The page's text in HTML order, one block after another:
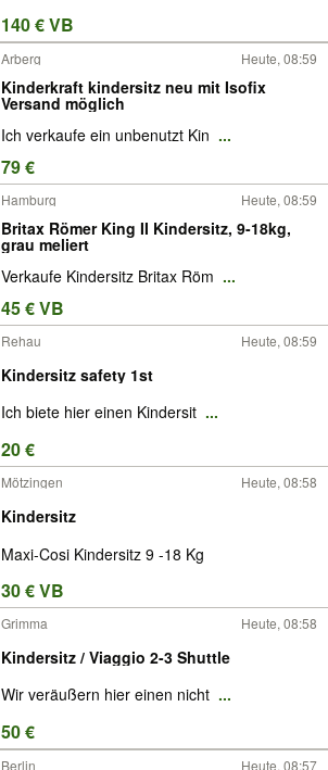
140 € VB
Arberg Heute, 08:59
Kinderkraft kindersitz neu mit Isofix
Versand möglich
Ich verkaufe ein unbenutzt Kin ...
79 €
Hamburg Heute, 08:59
Britax Römer King II Kindersitz, 9-18kg,
grau meliert
Verkaufe Kindersitz Britax Röm ...
45 € VB
Rehau Heute, 08:59
Kindersitz safety 1st
Ich biete hier einen Kindersit ...
20 €
Mötzingen Heute, 08:58
Kindersitz
Maxi-Cosi Kindersitz 9 -18 Kg
30 € VB
Grimma Heute, 08:58
Kindersitz / Viaggio 2-3 Shuttle
Wir veräußern hier einen nicht ...
50 €
Berlin Heute, 08:57